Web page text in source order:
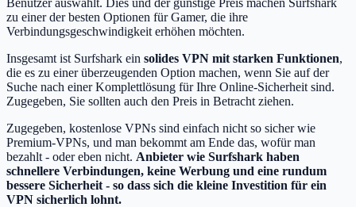
zu einer der besten Optionen für Gamer, die ihre
Verbindungsgeschwindigkeit erhöhen möchten.
Insgesamt ist Surfshark ein solides VPN mit starken Funktionen,
die es zu einer überzeugenden Option machen, wenn Sie auf der
Suche nach einer Komplettlösung für Ihre Online-Sicherheit sind.
Zugegeben, Sie sollten auch den Preis in Betracht ziehen.
Zugegeben, kostenlose VPNs sind einfach nicht so sicher wie
Premium-VPNs, und man bekommt am Ende das, wofür man
bezahlt - oder eben nicht. Anbieter wie Surfshark haben
schnellere Verbindungen, keine Werbung und eine rundum
bessere Sicherheit - so dass sich die kleine Investition für ein
VPN sicherlich lohnt.